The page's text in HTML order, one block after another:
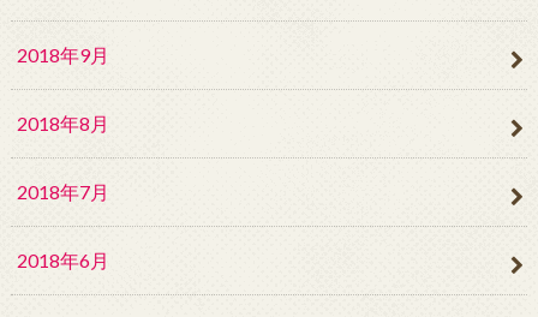
2018年9月
2018年8月
2018年7月
2018年6月